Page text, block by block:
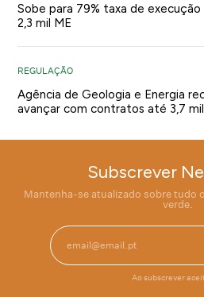
Sobe para 79% taxa de
2,3 mil ME
REGULAÇÃO
Agência de Geologia e Energia
avançar com contratos até 3,7
Subscrever
Mantenha-se atualizado sobre tudo
verde.
Ao subscrever